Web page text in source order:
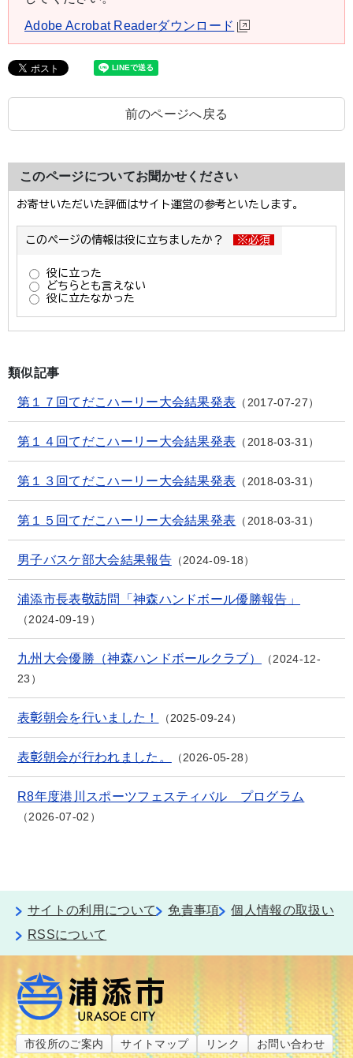
Adobe Acrobat Readerダウンロード
前のページへ戻る
このページについてお聞かせください
類似記事
第１７回てだこハーリー大会結果発表 2017-07-27
第１４回てだこハーリー大会結果発表 2018-03-31
第１３回てだこハーリー大会結果発表 2018-03-31
第１５回てだこハーリー大会結果発表 2018-03-31
男子バスケ部大会結果報告 2024-09-18
浦添市長表敬訪問「神森ハンドボール優勝報告」
2024-09-19
九州大会優勝（神森ハンドボールクラブ）
2024-12-
23
表彰朝会を行いました！ 2025-09-24
表彰朝会が行われました。 2026-05-28
R8年度港川スポーツフェスティバル プログラム
2026-07-02
サイトの利用について 免責事項
個人情報の取扱い
RSSについて
市役所のご案内 サイトマップ リンク お問い合わせ